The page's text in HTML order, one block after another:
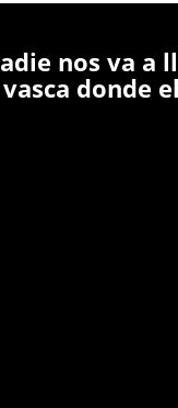
nos va a
donde